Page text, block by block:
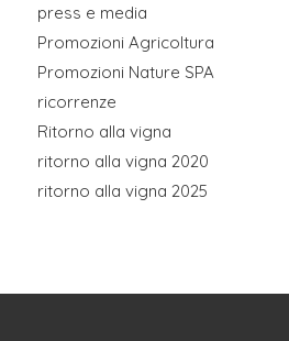
press e media
Promozioni Agricoltura
Promozioni Nature SPA
ricorrenze
Ritorno alla vigna
ritorno alla vigna 2020
ritorno alla vigna 2025